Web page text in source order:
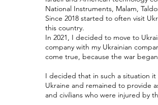
National Instruments, Malam,
Since 2018 started to often visit
this country.
In 2021, I decided to move to
company with my Ukrainian
come true, because the war
I decided that in such a situation it
Ukraine and remained to provide
and civilians who were injured by